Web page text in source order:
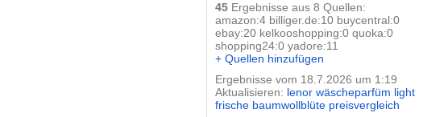
45 Ergebnisse aus 8 Quellen:
amazon:4 billiger.de:10 buycentral:0
ebay:20 kelkooshopping:0 quoka:0
shopping24:0 yadore:11
+ Quellen hinzufügen
Ergebnisse vom 18.7.2026 um 1:19
Aktualisieren: lenor wäscheparfüm light
frische baumwollblüte preisvergleich